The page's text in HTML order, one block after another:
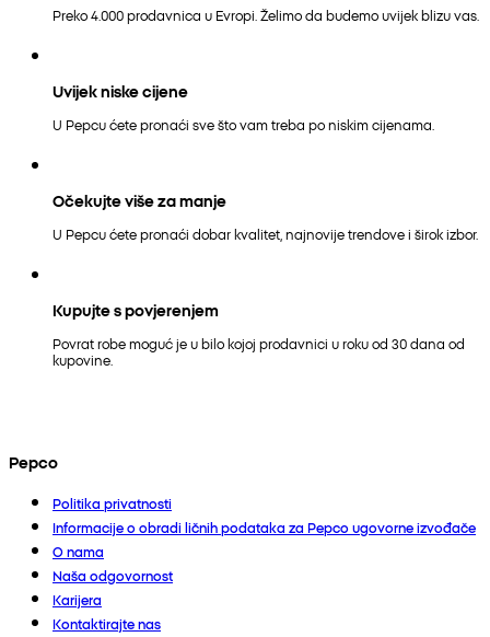
Preko 4.000 prodavnica u Evropi. Želimo da budemo uvijek blizu vas.
Uvijek niske cijene
U Pepcu ćete pronaći sve što vam treba po niskim cijenama.
Očekujte više za manje
U Pepcu ćete pronaći dobar kvalitet, najnovije trendove i širok izbor.
Kupujte s povjerenjem
Povrat robe moguć je u bilo kojoj prodavnici u roku od 30 dana od
kupovine.
Pepco
Politika privatnosti
Informacije o obradi ličnih podataka za Pepco ugovorne izvođače
O nama
Naša odgovornost
Karijera
Kontaktirajte nas